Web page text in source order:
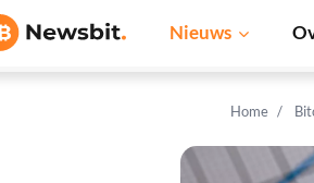
Nieuws
Home